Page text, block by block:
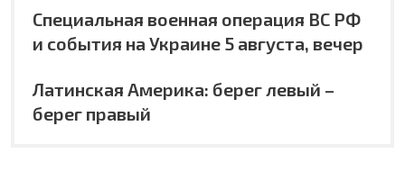
Специальная военная операция ВС РФ
и события на Украине 5 августа, вечер
Латинская Америка: берег левый –
берег правый